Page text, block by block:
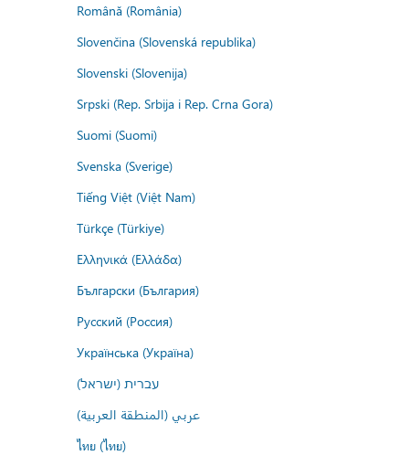
Română (România)
Slovenčina (Slovenská republika)
Slovenski (Slovenija)
Srpski (Rep. Srbija i Rep. Crna Gora)
Suomi (Suomi)
Svenska (Sverige)
Tiếng Việt (Việt Nam)
Türkçe (Türkiye)
Ελληνικά (Ελλάδα)
Български (България)
Русский (Россия)
Українська (Україна)
עברית (ישראל)
عربي (المنطقة العربية)
ไทย (ไทย)